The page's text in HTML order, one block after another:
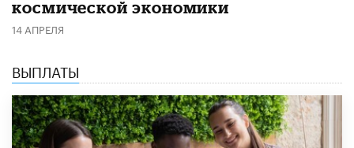
космической экономики
14 АПРЕЛЯ
ВЫПЛАТЫ